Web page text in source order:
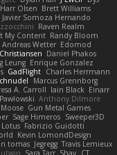
Olsen Brett Williams
Javier Somoza Hernando
Raven Realm
My Content Randy Bloom
Andreas Wetter Edomod
Daniel Phakos
Leung Enrique Gonzalez
GadFlight Charles Herrmann
Marcus Grennborg
A. Carroll Iain Black Einarr
Anthony Dilmore
Gun Metal Games
Sage Himeros Sweeper3D
Lotus Fabrizio Guidotti
Kevin LomondDesign
tomas Jegregg Travis Lemieux
Sara Tarr Shay CT